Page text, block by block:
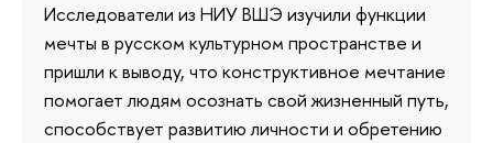
Исследователи из НИУ ВШЭ изучили функции
мечты в русском культурном пространстве и
пришли к выводу, что конструктивное мечтание
помогает людям осознать свой жизненный путь,
способствует развитию личности и обретению